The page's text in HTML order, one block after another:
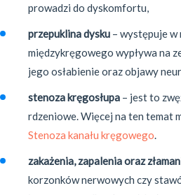
prowadzi do dyskomfortu,
przepuklinadysku – występuje w
międzykręgowego wypływa na
jego osłabienie oraz objawy
stenozakręgosłupa – jest to
rdzeniowe. Więcej na ten temat
Stenoza kanału kręgowego.
zakażenia, zapalenia oraz
korzonków nerwowych czy